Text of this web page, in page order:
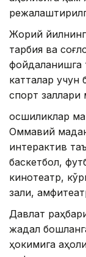
Жорий
тарбия ва
катталар
спорт заллари
Қосшиликлар
Оммавий
интерактив
баскетбол,
кинотеатр,
зали,
Давлат
жадал
ҳокимига